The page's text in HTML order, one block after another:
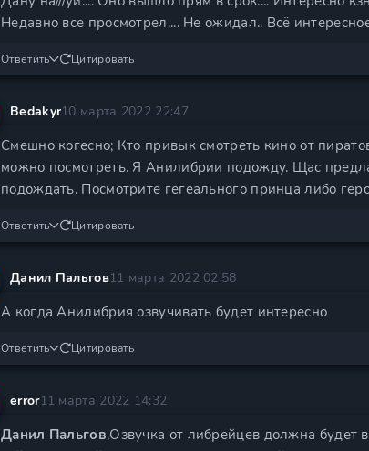
Недавно все просмотрел.... Не ожидал.. Всё
Ответить Цитировать
Bedakyr10 марта 2022 22:47
Смешно когесно; Кто привык смотреть кино от
можно посмотреть. Я Анилибрии подожду. Щас
подождать. Посмотрите гегеального принца либо
Ответить Цитировать
Данил Пальгов11 марта 2022 02:58
А когда Анилибрия озвучивать будет интересно
Ответить Цитировать
error11 марта 2022 14:32
Данил Пальгов,Озвучка от либрейцев должна будет